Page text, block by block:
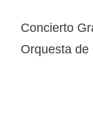
Concierto
Orquesta de